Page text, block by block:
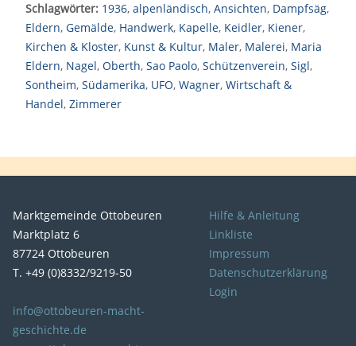
Schlagwörter: 1936, alpenländisch, Ansichten, Dampfsäg,
Eldern, Gemälde, Handwerk, Kapelle, Keidler, Kiener,
Kirchen & Kloster, Kunst & Kultur, Maler, Malerei, Maria
Eldern, Nagel, Oberth, Sao Paolo, Schützenverein, Sigl,
Sontheim, Südamerika, UFO, Wagner, Wirtschaft &
Handel, Zimmerer
Marktgemeinde Ottobeuren
Marktplatz 6
87724 Ottobeuren
T. +49 (0)8332/9219-50
info@ottobeuren-macht-
geschichte.de
Hilfe & Anleitung
Linkliste
Impressum
Datenschutzerklärung
Login